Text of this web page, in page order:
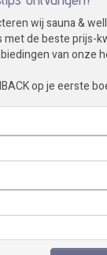
wij sauna &
de beste prijs-
van onze
op je eerste